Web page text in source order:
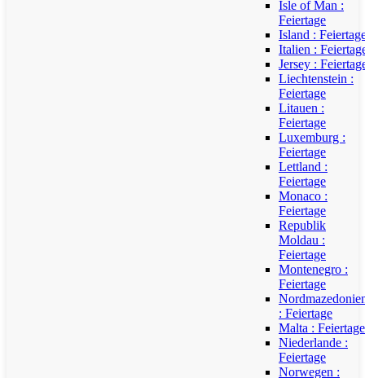
Isle of Man :
Feiertage
Island :
Italien :
Jersey :
Liechtenstein :
Feiertage
Litauen :
Feiertage
Luxemburg :
Feiertage
Lettland :
Feiertage
Monaco :
Feiertage
Republik
Moldau :
Feiertage
Montenegro :
Feiertage
: Feiertage
Malta : Feiertage
Niederlande :
Feiertage
Norwegen :